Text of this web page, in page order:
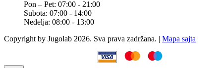
Pon – Pet: 07:00 - 21:00
Subota: 07:00 - 14:00
Nedelja: 08:00 - 13:00
Copyright by Jugolab 2026. Sva prava zadržana. | Mapa sajta